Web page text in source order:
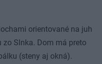
orientované na juh
Slnka. Dom má preto
(steny aj okná).